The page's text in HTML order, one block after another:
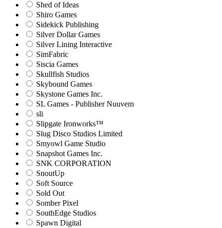
Shed of Ideas
Shiro Games
Sidekick Publishing
Silver Dollar Games
Silver Lining Interactive
SimFabric
Siscia Games
Skullfish Studios
Skybound Games
Skystone Games Inc.
SL Games - Publisher Nuuvem
sli
Slipgate Ironworks™
Slug Disco Studios Limited
Smyowl Game Studio
Snapshot Games Inc.
SNK CORPORATION
SnoutUp
Soft Source
Sold Out
Somber Pixel
SouthEdge Studios
Spawn Digital